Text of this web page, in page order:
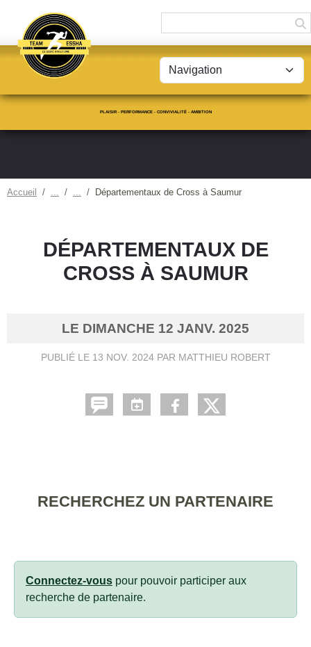
PLAISIR - PERFORMANCE - CONVIVIALITÉ - AMBITION
Accueil Départementaux de Cross à Saumur
DÉPARTEMENTAUX DE
CROSS À SAUMUR
LE DIMANCHE 12 JANV. 2025
PUBLIÉ LE 13 NOV. 2024PAR MATTHIEU ROBERT
RECHERCHEZ UN PARTENAIRE
Connectez-vous pour pouvoir participer aux
recherche de partenaire.